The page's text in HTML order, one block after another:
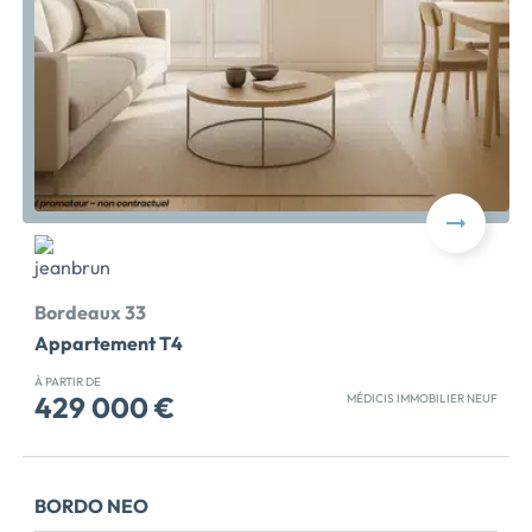
investissement locatif, tous dotés d'espaces
extérieurs. Le projet développe un agréable cœur
d’îlot paysager propice à la convivialité et la détente :
tables de pique-nique, […] Voir le programme
immobilier neuf >>
Bordeaux 33
Appartement T4
À PARTIR DE
429 000 € MÉDICIS IMMOBILIER NEUF
dans le quartier Euratlantique Saint Jean Belcier,
sont de type appartement, livrés au 1er trimestre 2023
BORDO NEO